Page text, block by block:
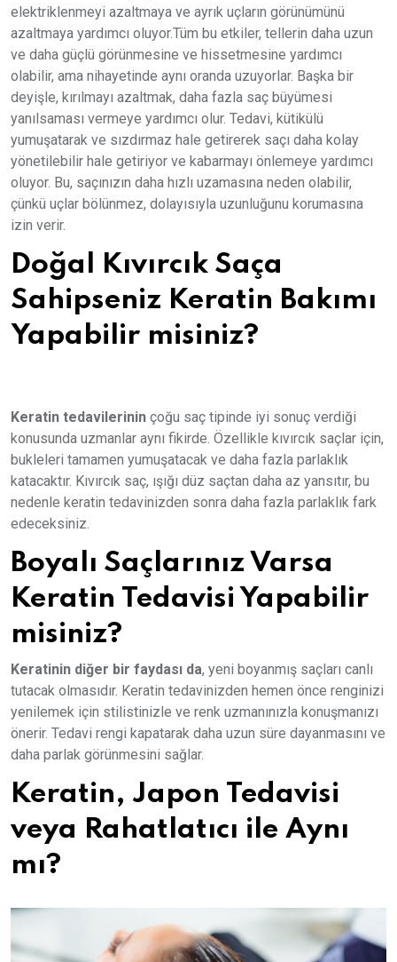
elektriklenmeyi azaltmaya ve ayrık uçların görünümünü
azaltmaya yardımcı oluyor.Tüm bu etkiler, tellerin daha uzun
ve daha güçlü görünmesine ve hissetmesine yardımcı
olabilir, ama nihayetinde aynı oranda uzuyorlar. Başka bir
deyişle, kırılmayı azaltmak, daha fazla saç büyümesi
yanılsaması vermeye yardımcı olur. Tedavi, kütikülü
yumuşatarak ve sızdırmaz hale getirerek saçı daha kolay
yönetilebilir hale getiriyor ve kabarmayı önlemeye yardımcı
oluyor. Bu, saçınızın daha hızlı uzamasına neden olabilir,
çünkü uçlar bölünmez, dolayısıyla uzunluğunu korumasına
izin verir.
Doğal Kıvırcık Saça
Sahipseniz Keratin Bakımı
Yapabilir misiniz?
Keratin tedavilerinin çoğu saç tipinde iyi sonuç verdiği
konusunda uzmanlar aynı fikirde. Özellikle kıvırcık saçlar için,
bukleleri tamamen yumuşatacak ve daha fazla parlaklık
katacaktır. Kıvırcık saç, ışığı düz saçtan daha az yansıtır, bu
nedenle keratin tedavinizden sonra daha fazla parlaklık fark
edeceksiniz.
Boyalı Saçlarınız Varsa
Keratin Tedavisi Yapabilir
misiniz?
Keratinin diğer bir faydası da, yeni boyanmış saçları canlı
tutacak olmasıdır. Keratin tedavinizden hemen önce renginizi
yenilemek için stilistinizle ve renk uzmanınızla konuşmanızı
önerir. Tedavi rengi kapatarak daha uzun süre dayanmasını ve
daha parlak görünmesini sağlar.
Keratin, Japon Tedavisi
veya Rahatlatıcı ile Aynı
mı?